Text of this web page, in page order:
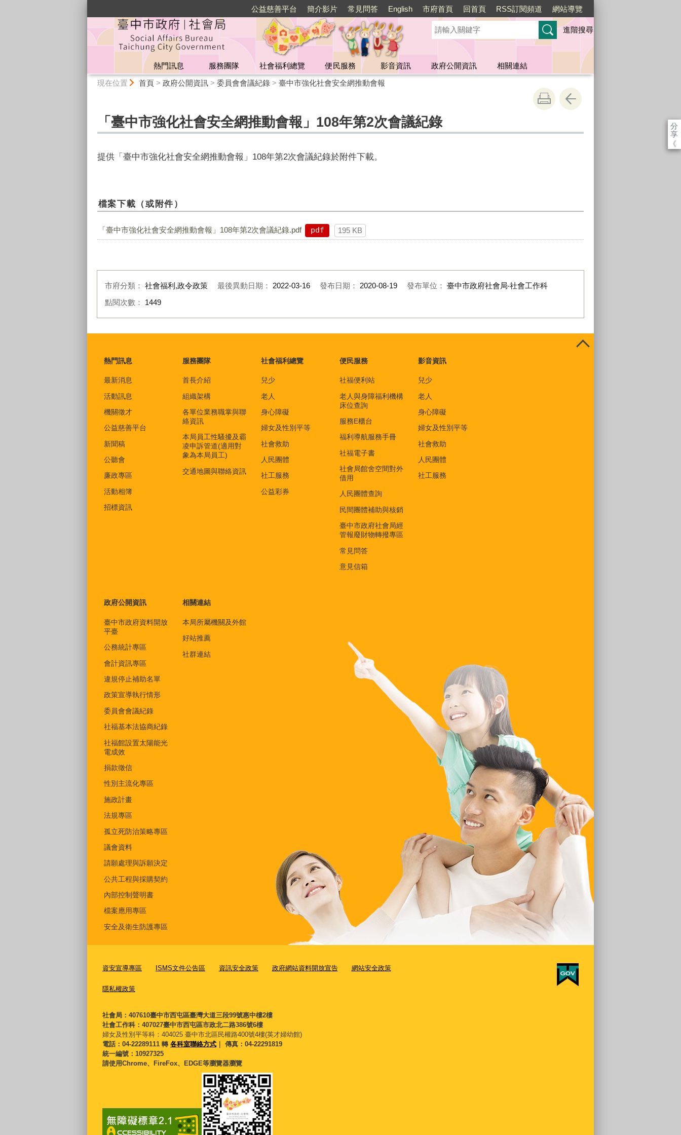
公益慈善平台 簡介影片 常見問答 English 市府首頁 回首頁 RSS訂閱頻道 網站導覽
進階搜尋
熱門訊息 服務團隊 社會福利總覽 便民服務 影音資訊 政府公開資訊
相關連結
現在位置 首頁> 政府公開資訊> 委員會會議紀錄> 臺中市強化社會安全網推動會報
分
享
《
「臺中市強化社會安全網推動會報」108年第2次會議紀錄
提供「臺中市強化社會安全網推動會報」108年第2次會議紀錄於附件下載。
檔案下載（或附件）
「臺中市強化社會安全網推動會報」108年第2次會議紀錄.pdf pdf 195 KB
市府分類： 社會福利,政令政策 最後異動日期： 2022-03-16 發布日期： 2020-08-19 發布單位： 臺中市政府社會局‧社會工作科
點閱次數： 1449
熱門訊息
最新消息
活動訊息
機關徵才
公益慈善平台
新聞稿
公聽會
廉政專區
活動相簿
招標資訊
服務團隊
首長介紹
組織架構
各單位業務職掌與聯
絡資訊
本局員工性騷擾及霸
凌申訴管道(適用對
象為本局員工)
交通地圖與聯絡資訊
社會福利總覽
兒少
老人
身心障礙
婦女及性別平等
社會救助
人民團體
社工服務
公益彩券
便民服務
社福便利站
老人與身障福利機構
床位查詢
服務E櫃台
福利導航服務手冊
社福電子書
社會局館舍空間對外
借用
人民團體查詢
民間團體補助與核銷
臺中市政府社會局經
管報廢財物轉撥專區
常見問答
意見信箱
影音資訊
兒少
老人
身心障礙
婦女及性別平等
社會救助
人民團體
社工服務
政府公開資訊
臺中市政府資料開放
平臺
公務統計專區
會計資訊專區
違規停止補助名單
政策宣導執行情形
委員會會議紀錄
社福基本法協商紀錄
社福館設置太陽能光
電成效
捐款徵信
性別主流化專區
施政計畫
法規專區
孤立死防治策略專區
議會資料
請願處理與訴願決定
公共工程與採購契約
內部控制聲明書
檔案應用專區
安全及衛生防護專區
相關連結
本局所屬機關及外館
好站推薦
社群連結
資安宣導專區 ISMS文件公告區 資訊安全政策 政府網站資料開放宣告 網站安全政策
隱私權政策
社會局：407610臺中市西屯區臺灣大道三段99號惠中樓2樓
社會工作科：407027臺中市西屯區市政北二路386號6樓
婦女及性別平等科： 404025 臺中市北區民權路400號4樓(英才婦幼館)
電話：04-22289111 轉 各科室聯絡方式 ｜ 傳真：04-22291819
統一編號：10927325
請使用Chrome、FireFox、EDGE等瀏覽器瀏覽